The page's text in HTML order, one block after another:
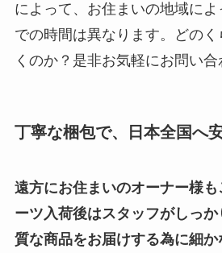
によって、お住まいの地域によ
での時間は異なります。どの
くのか？是非お気軽にお問い合
丁寧な梱包で、日本全国へ
遠方にお住まいのオーナー様
ーツ入荷後はスタッフがしっ
質な商品をお届けする為に細